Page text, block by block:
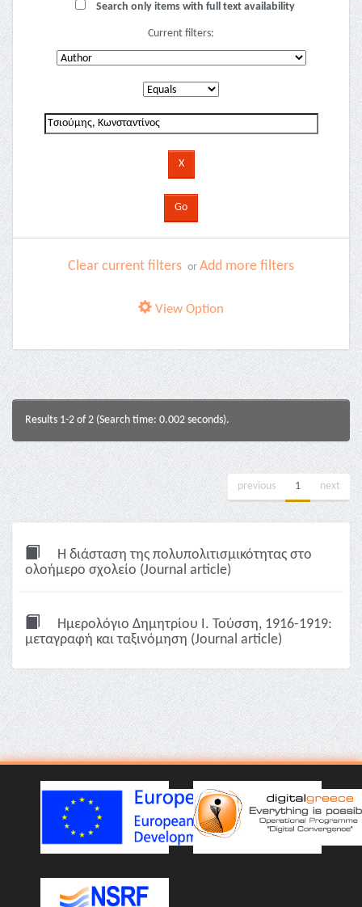
Search only items with full text availability
Current filters:
Clear current filters or Add more filters
View Option
Results 1-2 of 2 (Search time: 0.002 seconds).
previous 1 next
Η διάσταση της πολυπολιτισμικότητας στο
ολοήμερο σχολείο (Journal article)
Ημερολόγιο Δημητρίου Ι. Τούσση, 1916-1919:
μεταγραφή και ταξινόμηση (Journal article)